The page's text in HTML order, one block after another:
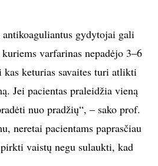
antikoaguliantus gydytojai gali
varfarinas nepadėjo 3–6
kas keturias savaites turi atlikti
Jei pacientas praleidžia vieną
nuo pradžių“, – sako prof.
neretai pacientams paprasčiau
vaistų negu sulaukti, kad